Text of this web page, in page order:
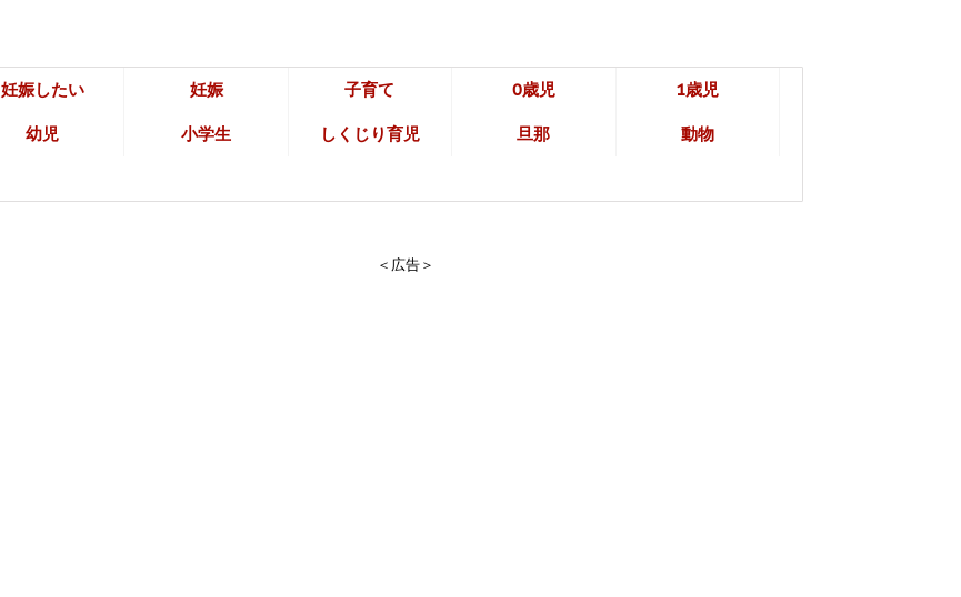
妊娠したい 妊娠 子育て 0歳児 1歳児
幼児 小学生 しくじり育児 旦那 動物
＜広告＞